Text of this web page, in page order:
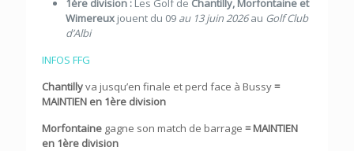
1ère division : Les Golf de Chantilly, Morfontaine et
Wimereux jouent du 09 au 13 juin 2026au Golf Club
d’Albi
INFOS FFG
Chantillyva jusqu’en finale et perd face à Bussy=
MAINTIEN en 1ère division
Morfontaine gagne son match de barrage = MAINTIEN
en 1ère division